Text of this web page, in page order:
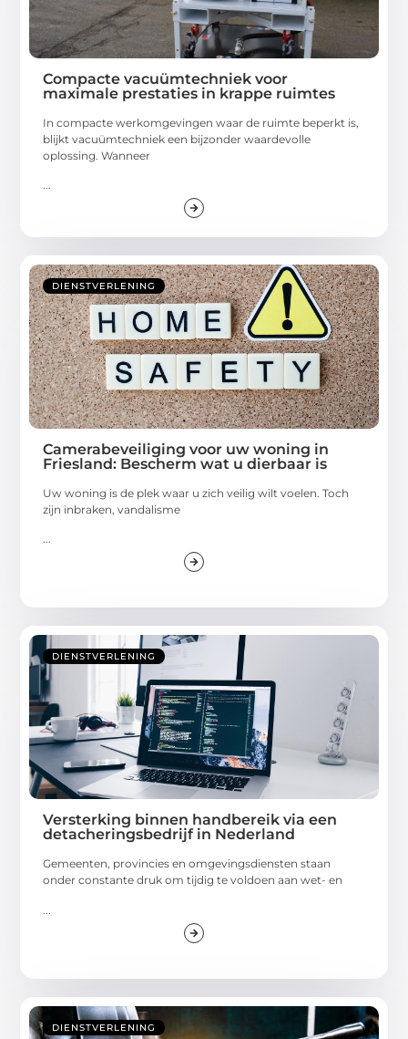
Compacte vacuümtechniek voor
maximale prestaties in krappe ruimtes
In compacte werkomgevingen waar de ruimte beperkt is,
blijkt vacuümtechniek een bijzonder waardevolle
oplossing. Wanneer
...
DIENSTVERLENING
Camerabeveiliging voor uw woning in
Friesland: Bescherm wat u dierbaar is
Uw woning is de plek waar u zich veilig wilt voelen. Toch
zijn inbraken, vandalisme
...
DIENSTVERLENING
Versterking binnen handbereik via een
detacheringsbedrijf in Nederland
Gemeenten, provincies en omgevingsdiensten staan
onder constante druk om tijdig te voldoen aan wet- en
DIENSTVERLENING